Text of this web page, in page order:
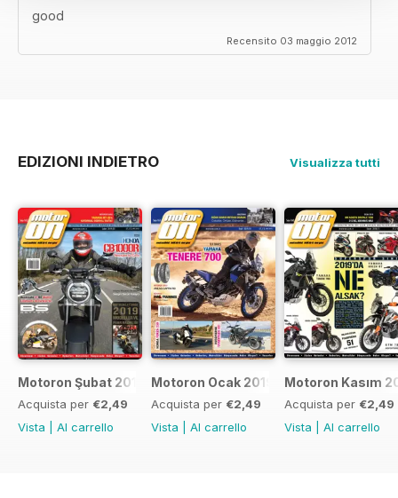
good
Recensito 03 maggio 2012
EDIZIONI INDIETRO Visualizza tutti
Motoron Şubat 2019
Acquista per €2,49
Vista
Al carrello
Motoron Ocak 2019
Acquista per €2,49
Vista
Al carrello
Motoron Kasım
Acquista per €2,49
Vista
Al carrello